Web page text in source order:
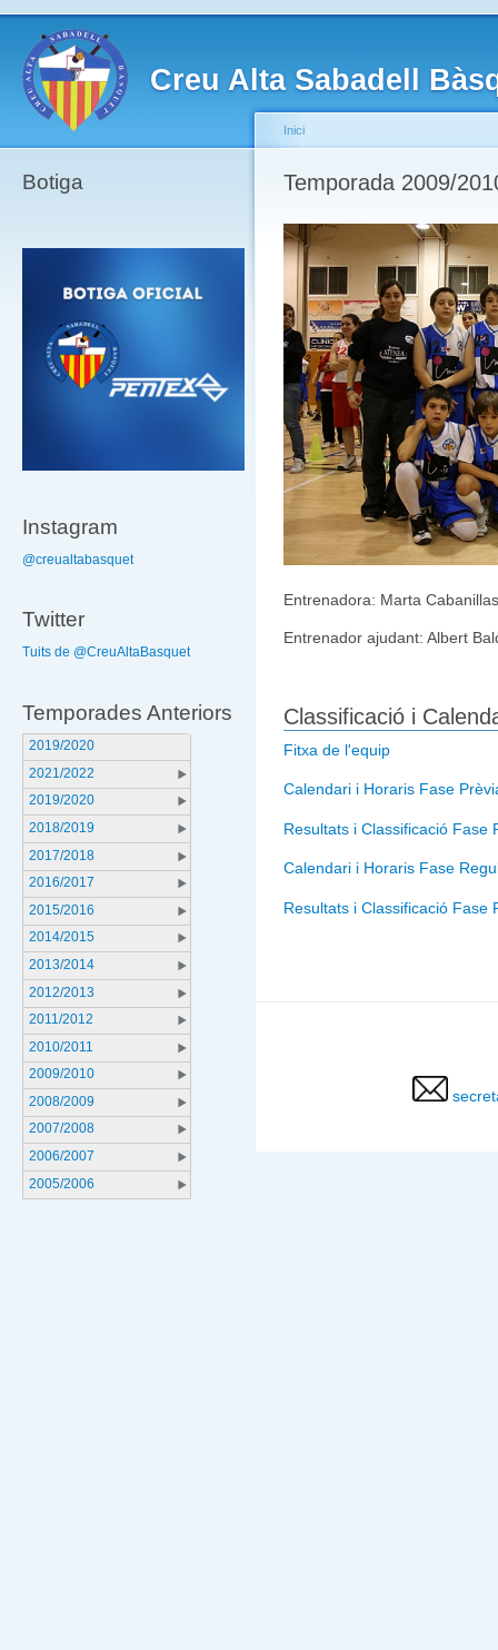
Creu Alta Sabadell
Botiga
Instagram
@creualtabasquet
Twitter
Tuits de @CreuAltaBasquet
Temporades Anteriors
2019/2020
2021/2022
2019/2020
2018/2019
2017/2018
2016/2017
2015/2016
2014/2015
2013/2014
2012/2013
2011/2012
2010/2011
2009/2010
2008/2009
2007/2008
2006/2007
2005/2006
Inici
Temporada 2009/
Entrenadora: Marta Cabanillas
Entrenador ajudant: Albert
Classificació i
Fitxa de l'equip
Calendari i Horaris Fase
Resultats i Classificació Fase
Calendari i Horaris Fase
Resultats i Classificació Fase